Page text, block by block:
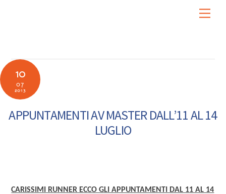
10
07
2013
APPUNTAMENTI AV MASTER DALL’11 AL 14
LUGLIO
CARISSIMI RUNNER ECCO GLI APPUNTAMENTI DAL 11 AL 14